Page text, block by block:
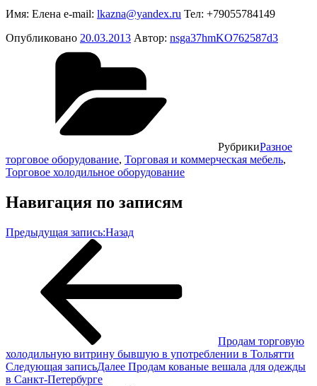
Имя: Елена e-mail: lkazna@yandex.ru Тел: +79055784149
Опубликовано 20.03.2013 Автор: nsga37hmKO762587d3
РубрикиРазное
торговое оборудование, Торговая и коммерческая мебель,
Торговое холодильное оборудование
Навигация по записям
Предыдущая запись:Назад
Продам торговую
холодильную витрину бывшую в употреблении в Тольятти
Следующая записьДалее Продам кованые вешала для одежды
в Санкт-Петербурге